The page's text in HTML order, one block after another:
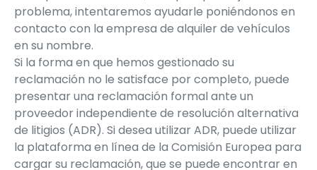
problema, intentaremos ayudarle poniéndonos en
contacto con la empresa de alquiler de vehículos
en su nombre.
Si la forma en que hemos gestionado su
reclamación no le satisface por completo, puede
presentar una reclamación formal ante un
proveedor independiente de resolución alternativa
de litigios (ADR). Si desea utilizar ADR, puede utilizar
la plataforma en línea de la Comisión Europea para
cargar su reclamación, que se puede encontrar en